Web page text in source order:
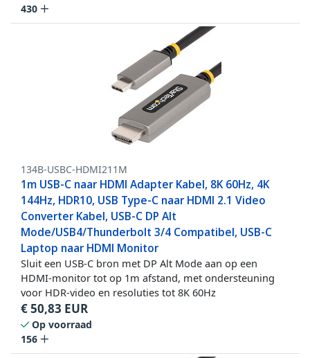
430
134B-USBC-HDMI211M
1m USB-C naar HDMI Adapter Kabel, 8K 60Hz, 4K
144Hz, HDR10, USB Type-C naar HDMI 2.1 Video
Converter Kabel, USB-C DP Alt
Mode/USB4/Thunderbolt 3/4 Compatibel, USB-C
Laptop naar HDMI Monitor
Sluit een USB-C bron met DP Alt Mode aan op een
HDMI-monitor tot op 1m afstand, met ondersteuning
voor HDR-video en resoluties tot 8K 60Hz
€50,83 EUR
Op voorraad
156